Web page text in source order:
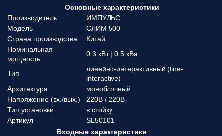
Основные характеристики
Производитель
ИМПУЛЬС
Модель
СЛИМ 500
Страна производства
Китай
Номинальная
мощность
0.3 кВт | 0.5 кВа
Тип
линейно-интерактивный (line-
interactive)
Архитектура
моноблочный
Напряжение (вx./вых.)
220В / 220В
Тип установки
в стойку
Артикул
SL50101
Входные характеристики